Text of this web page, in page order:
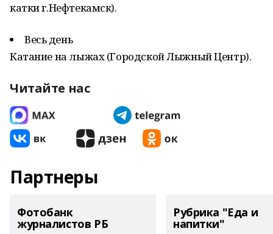
катки г.Нефтекамск).
Весь день
Катание на лыжах (Городской Лыжный Центр).
Читайте нас
Партнеры
Фотобанк
журналистов РБ
Рубрика "Еда и
напитки"